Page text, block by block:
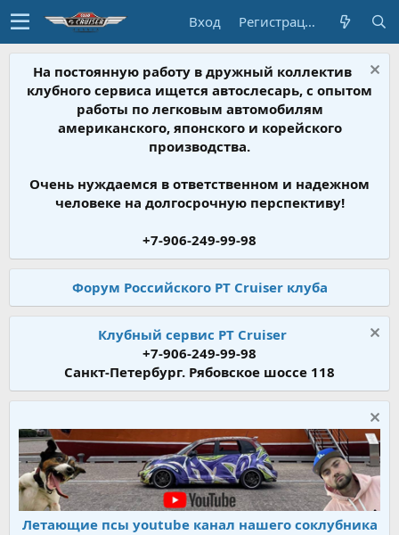
Вход Регистрация
На постоянную работу в дружный коллектив
клубного сервиса ищется автослесарь, с опытом
работы по легковым автомобилям
американского, японского и корейского
производства.
Очень нуждаемся в ответственном и надежном
человеке на долгосрочную перспективу!
+7-906-249-99-98
Форум Российского PT Cruiser клуба
Клубный сервис PT Cruiser
+7-906-249-99-98
Санкт-Петербург. Рябовское шоссе 118
Летающие псы youtube канал нашего соклубника